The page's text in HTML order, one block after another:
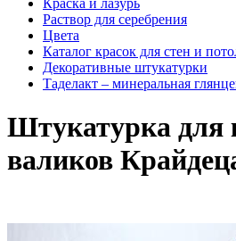
Краска и лазурь
Раствор для серебрения
Цвета
Каталог красок для стен и
Декоративные штукатурки
Таделакт – минеральная
Штукатурка для
валиков